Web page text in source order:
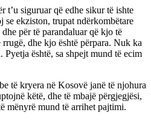
siguruar që edhe sikur të ishte
se ekziston, trupat ndërkombëtare
për të parandaluar që kjo të
dhe kjo është përpara. Nuk ka
është, sa shpejt mund të ecim
të kryera në Kosovë janë të njohura
këtë, dhe të mbajë përgjegjësi,
mënyrë mund të arrihet pajtimi.